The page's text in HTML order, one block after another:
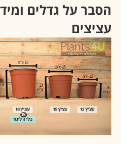
הסבר על גדלים
עציצים